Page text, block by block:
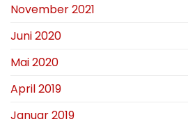
November 2021
Juni 2020
Mai 2020
April 2019
Januar 2019